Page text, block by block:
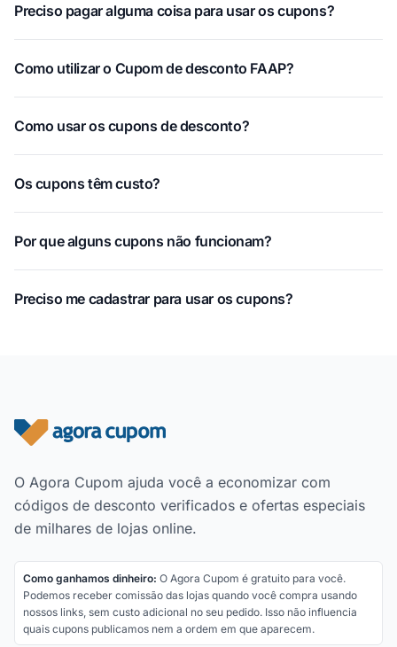
Preciso pagar alguma coisa para usar os cupons?
Como utilizar o Cupom de desconto FAAP?
Como usar os cupons de desconto?
Os cupons têm custo?
Por que alguns cupons não funcionam?
Preciso me cadastrar para usar os cupons?
Rodapé do site
O Agora Cupom ajuda você a economizar com
códigos de desconto verificados e ofertas especiais
de milhares de lojas online.
Como ganhamos dinheiro: O Agora Cupom é gratuito para você.
Podemos receber comissão das lojas quando você compra usando
nossos links, sem custo adicional no seu pedido. Isso não influencia
quais cupons publicamos nem a ordem em que aparecem.